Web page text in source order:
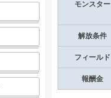
モンスター
解放条件
フィールド
報酬金